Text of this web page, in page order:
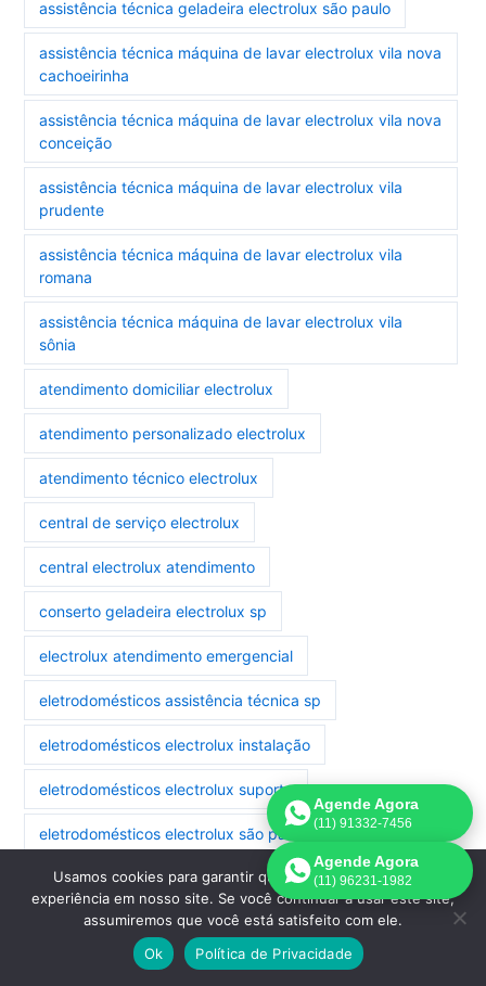
assistência técnica geladeira electrolux são paulo
assistência técnica máquina de lavar electrolux vila nova
cachoeirinha
assistência técnica máquina de lavar electrolux vila nova
conceição
assistência técnica máquina de lavar electrolux vila
prudente
assistência técnica máquina de lavar electrolux vila
romana
assistência técnica máquina de lavar electrolux vila
sônia
atendimento domiciliar electrolux
atendimento personalizado electrolux
atendimento técnico electrolux
central de serviço electrolux
central electrolux atendimento
conserto geladeira electrolux sp
electrolux atendimento emergencial
eletrodomésticos assistência técnica sp
eletrodomésticos electrolux instalação
eletrodomésticos electrolux suporte
eletrodomésticos electrolux são paulo
eletrodomésticos manutenção electrolux
eletrodomésticos reparo electrolux
geladeira electrolux assistência são paulo
Agende Agora
(11) 91332-7456
Agende Agora
(11) 96231-1982
Usamos cookies para garantir que oferecemos a melhor
experiência em nosso site. Se você continuar a usar este site,
assumiremos que você está satisfeito com ele.
Ok
Política de Privacidade